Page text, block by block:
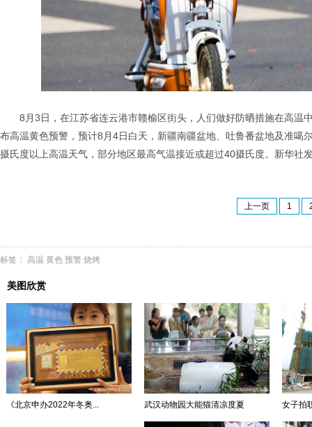
8月3日，在江苏省连云港市赣榆区街头，人们做好防晒措施在高温
布高温黄色预警，预计8月4日白天，新疆南疆盆地、吐鲁番盆地及准
摄氏度以上高温天气，部分地区最高气温接近或超过40摄氏度。新华社
上一页 1
标签： 高温 黄色 预警 烧烤
美图欣赏
《北京申办2022年冬奥... 武汉动物园大能猫清凉度夏 女子拍